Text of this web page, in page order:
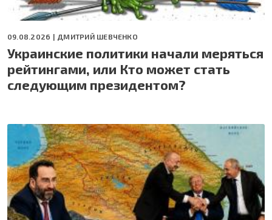
09.08.2026 | ДМИТРИЙ ШЕВЧЕНКО
Украинские политики начали меряться
рейтингами, или Кто может стать
следующим президентом?